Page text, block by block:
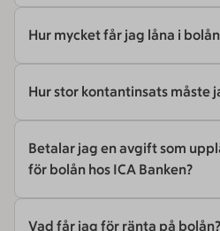
Hur mycket får jag låna i
Hur stor kontantinsats måste
Betalar jag en avgift som
för bolån hos ICA Banken?
Vad får jag för ränta på bolån?